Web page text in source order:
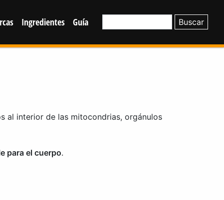
Ingredientes Guía
al interior de las mitocondrias, orgánulos
para el cuerpo.